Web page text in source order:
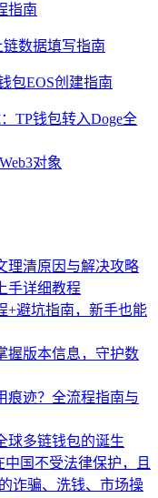
指南
链数据填写指南
包EOS创建指南
TP钱包转入Doge全
对象
理清原因与解决攻略
手详细教程
+避坑指南，新手也能
握版本信息，守护数
痕迹？全流程指南与
球多链钱包的诞生
国不受法律保护，且
诈骗、洗钱、市场操